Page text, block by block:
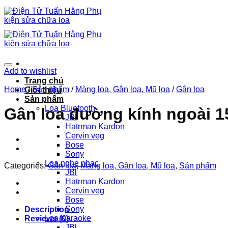
Chuyển
đến
nội
dung
Trang chủ
Giới thiệu
Sản phẩm
Loa Bluetooth
JBl
Hatrman Kardon
Cervin veg
Bose
Sony
Loa nghe nhạc
JBl
Hatrman Kardon
Cervin veg
Bose
Sony
Loa Karaoke
Add to wishlist
Home / Sản phẩm / Màng loa, Gân loa, Mũ loa / Gân loa
Gân loa đường kính ngoài
Categories:Gân loa,Màng loa, Gân loa, Mũ loa, Sản phẩm
Description
Reviews (0)